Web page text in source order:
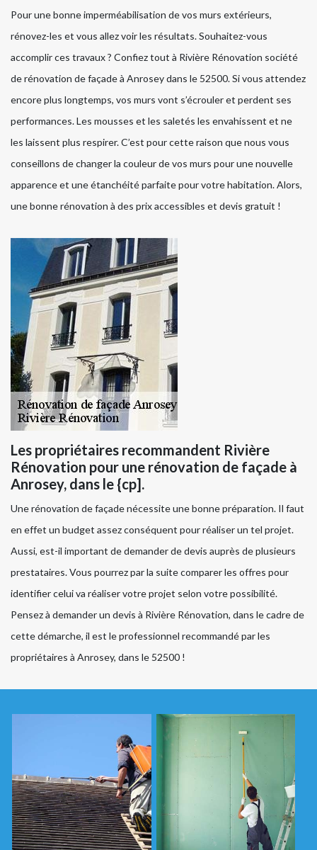
Pour une bonne imperméabilisation de vos murs extérieurs,
rénovez-les et vous allez voir les résultats. Souhaitez-vous
accomplir ces travaux ? Confiez tout à Rivière Rénovation société
de rénovation de façade à Anrosey dans le 52500. Si vous attendez
encore plus longtemps, vos murs vont s’écrouler et perdent ses
performances. Les mousses et les saletés les envahissent et ne
les laissent plus respirer. C’est pour cette raison que nous vous
conseillons de changer la couleur de vos murs pour une nouvelle
apparence et une étanchéité parfaite pour votre habitation. Alors,
une bonne rénovation à des prix accessibles et devis gratuit !
Les propriétaires recommandent Rivière
Rénovation pour une rénovation de façade à
Anrosey, dans le {cp].
Une rénovation de façade nécessite une bonne préparation. Il faut
en effet un budget assez conséquent pour réaliser un tel projet.
Aussi, est-il important de demander de devis auprès de plusieurs
prestataires. Vous pourrez par la suite comparer les offres pour
identifier celui va réaliser votre projet selon votre possibilité.
Pensez à demander un devis à Rivière Rénovation, dans le cadre de
cette démarche, il est le professionnel recommandé par les
propriétaires à Anrosey, dans le 52500 !